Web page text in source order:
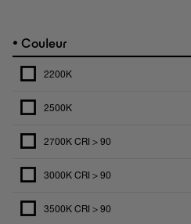
• Couleur
2200K
2500K
2700K CRI > 90
3000K CRI > 90
3500K CRI > 90